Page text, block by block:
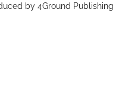
by 4Ground Publishing